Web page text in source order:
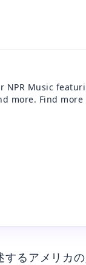
NPR Music
more. Find
るアメリカ